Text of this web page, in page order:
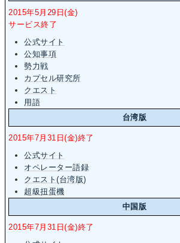
2015年5月29日(金)
サービス終了
公式サイト
公知事項
勢力戦
カプセル研究所
クエスト
用語
台湾版
2015年7月31日(金)終了
公式サイト
オペレーター語録
クエスト(台湾版)
超級扭蛋機
中国版
2015年7月31日(金)終了